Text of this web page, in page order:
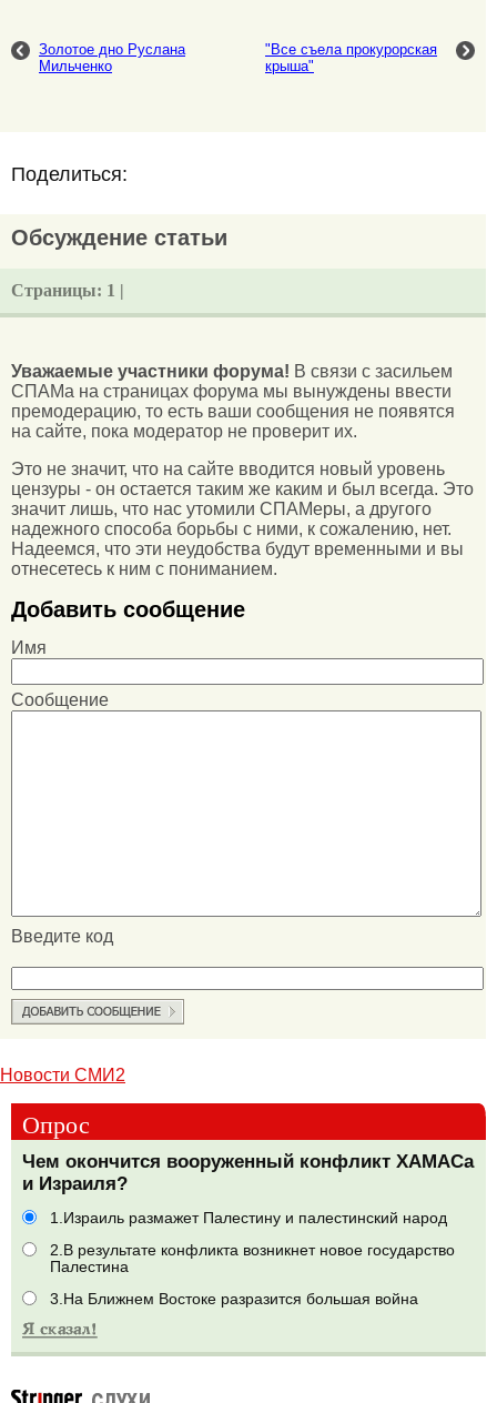
Золотое дно Руслана
Мильченко
"Все съела прокурорская
крыша"
Поделиться:
Обсуждение статьи
Страницы: 1 |
Уважаемые участники форума! В связи с засильем
СПАМа на страницах форума мы вынуждены ввести
премодерацию, то есть ваши сообщения не появятся
на сайте, пока модератор не проверит их.
Это не значит, что на сайте вводится новый уровень
цензуры - он остается таким же каким и был всегда. Это
значит лишь, что нас утомили СПАМеры, а другого
надежного способа борьбы с ними, к сожалению, нет.
Надеемся, что эти неудобства будут временными и вы
отнесетесь к ним с пониманием.
Добавить сообщение
Имя
Сообщение
Введите код
Новости СМИ2
Опрос
Чем окончится вооруженный конфликт ХАМАСа
и Израиля?
1.Израиль размажет Палестину и палестинский народ
2.В результате конфликта возникнет новое государство
Палестина
3.На Ближнем Востоке разразится большая война